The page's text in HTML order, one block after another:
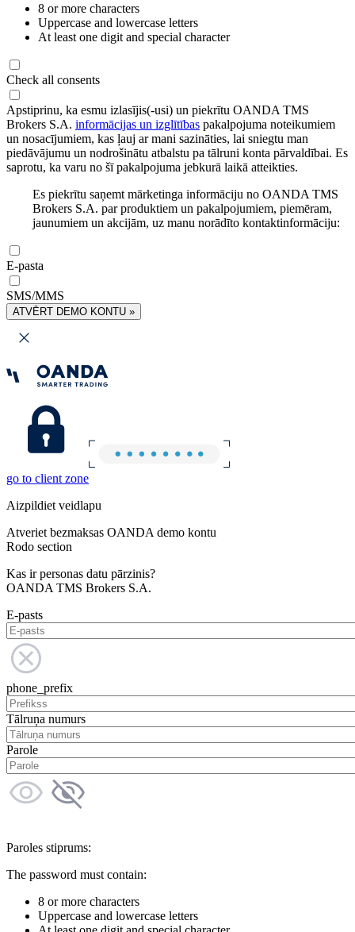
8 or more characters
Uppercase and lowercase letters
At least one digit and special character
Check all consents
Apstiprinu, ka esmu izlasījis(-usi) un piekrītu OANDA TMS
Brokers S.A. informācijas un izglītības pakalpojuma noteikumiem
un nosacījumiem, kas ļauj ar mani sazināties, lai sniegtu man
piedāvājumu un nodrošinātu atbalstu pa tālruni konta pārvaldībai. Es
saprotu, ka varu no šī pakalpojuma jebkurā laikā atteikties.
Es piekrītu saņemt mārketinga informāciju no OANDA TMS
Brokers S.A. par produktiem un pakalpojumiem, piemēram,
jaunumiem un akcijām, uz manu norādīto kontaktinformāciju:
E-pasta
SMS/MMS
ATVĒRT DEMO KONTU »
go to client zone
Aizpildiet veidlapu
Atveriet bezmaksas OANDA demo kontu
Rodo section
Kas ir personas datu pārzinis?
OANDA TMS Brokers S.A.
E-pasts
phone_prefix
Tālruņa numurs
Parole
Paroles stiprums:
The password must contain:
8 or more characters
Uppercase and lowercase letters